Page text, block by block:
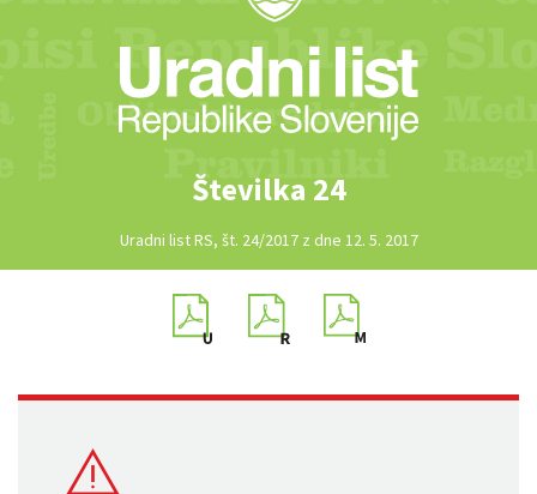
Številka 24
Uradni list RS, št. 24/2017 z dne 12. 5. 2017